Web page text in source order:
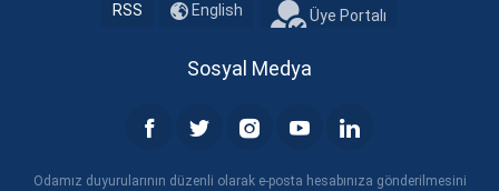
RSS English Üye Portalı
Sosyal Medya
Odamız duyurularının düzenli olarak e-posta hesabınıza gönderilmesini